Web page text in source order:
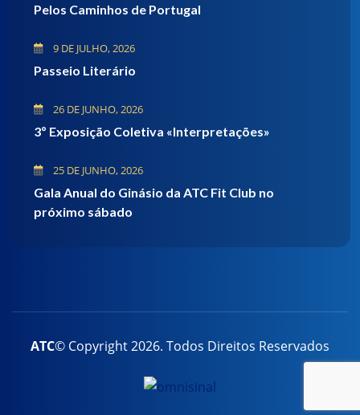
Pelos Caminhos de Portugal
9 DE JULHO, 2026
Passeio Literário
26 DE JUNHO, 2026
3º Exposição Coletiva «Interpretações»
25 DE JUNHO, 2026
Gala Anual do Ginásio da ATC Fit Club no
próximo sábado
ATC© Copyright2026. Todos Direitos Reservados